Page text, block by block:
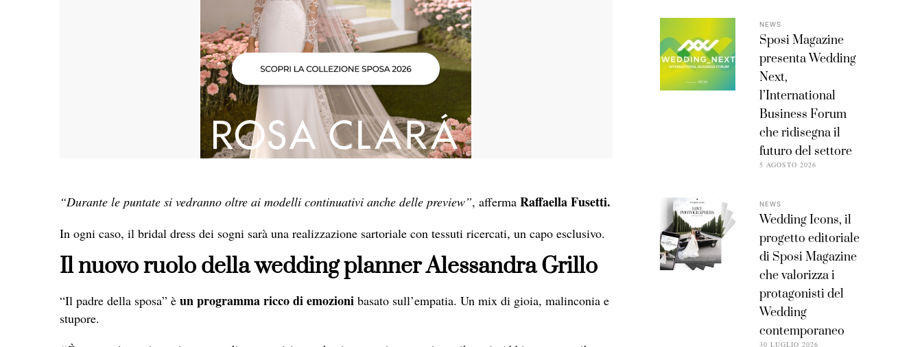
“Durante le puntate si vedranno oltre ai modelli continuativi anche delle preview”, afferma Raffaella Fusetti.
In ogni caso, il bridal dress dei sogni sarà una realizzazione sartoriale con tessuti ricercati, un capo esclusivo.
Il nuovo ruolo della wedding planner Alessandra Grillo
“Il padre della sposa” è un programma ricco di emozioni basato sull’empatia. Un mix di gioia, malinconia e
stupore.
NEWS
Sposi Magazine
presenta Wedding
Next,
l’International
Business Forum
che ridisegna il
futuro del settore
5 AGOSTO 2026
NEWS
Wedding Icons, il
progetto editoriale
di Sposi Magazine
che valorizza i
protagonisti del
Wedding
contemporaneo
30 LUGLIO 2026